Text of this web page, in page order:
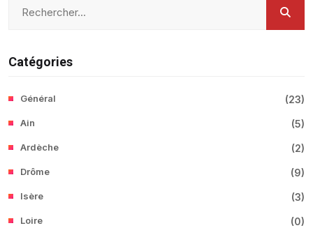
Catégories
Général (23)
Ain (5)
Ardèche (2)
Drôme (9)
Isère (3)
Loire (0)